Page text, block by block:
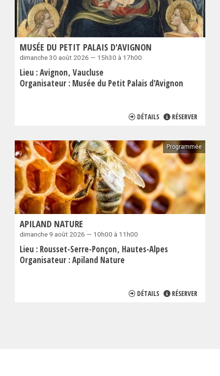
MUSÉE DU PETIT PALAIS D'AVIGNON
dimanche 30 août 2026 — 15h30 à 17h00
Lieu :Avignon Vaucluse
Organisateur : Musée du Petit Palais d'Avignon
DÉTAILS RÉSERVER
Programmée
APILAND NATURE
dimanche 9 août 2026 — 10h00 à 11h00
Lieu : Rousset-Serre-Ponçon Hautes-Alpes
Organisateur :Apiland Nature
DÉTAILS RÉSERVER